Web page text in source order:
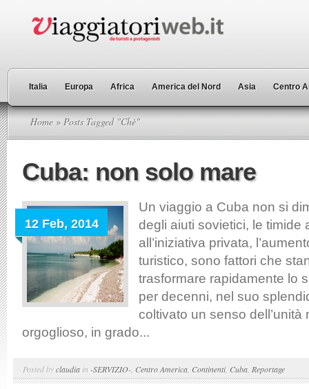
Italia Europa Africa America del Nord Asia Centro
Home » Posts Tagged "Chè"
Cuba: non solo mare
12 Feb, 2014
Un viaggio a Cuba non si
degli aiuti sovietici, le timide
all’iniziativa privata,
turistico, sono fattori che
trasformare rapidamente lo
per decenni, nel suo
coltivato un senso dell’unità
orgoglioso, in grado...
Posted byclaudia in -SERVIZIO- Centro America Continenti, Cuba Reportage